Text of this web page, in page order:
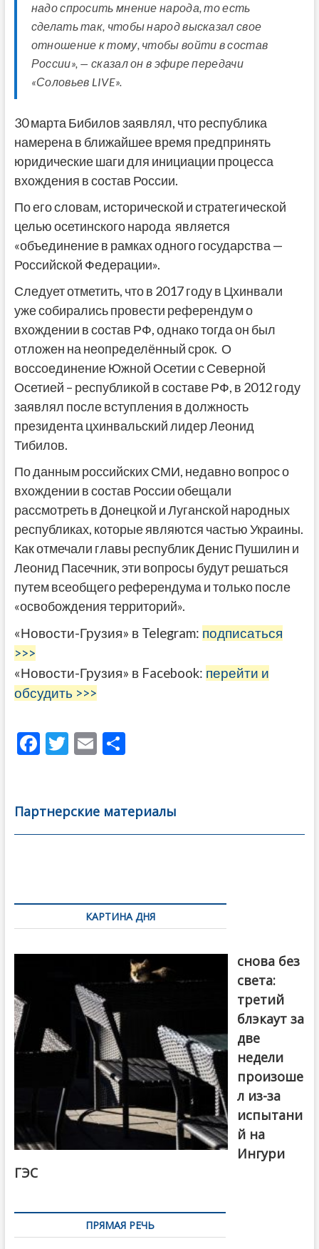
надо спросить мнение народа, то есть
сделать так, чтобы народ высказал свое
отношение к тому, чтобы войти в состав
России», — сказал он в эфире передачи
«Соловьев LIVE».
30 марта Бибилов заявлял, что республика
намерена в ближайшее время предпринять
юридические шаги для инициации процесса
вхождения в состав России.
По его словам, исторической и стратегической
целью осетинского народа является
«объединение в рамках одного государства —
Российской Федерации».
Следует отметить, что в 2017 году в Цхинвали
уже собирались провести референдум о
вхождении в состав РФ, однако тогда он был
отложен на неопределённый срок. О
воссоединение Южной Осетии с Северной
Осетией – республикой в составе РФ, в 2012 году
заявлял после вступления в должность
президента цхинвальский лидер Леонид
Тибилов.
По данным российских СМИ, недавно вопрос о
вхождении в состав России обещали
рассмотреть в Донецкой и Луганской народных
республиках, которые являются частью Украины.
Как отмечали главы республик Денис Пушилин и
Леонид Пасечник, эти вопросы будут решаться
путем всеобщего референдума и только после
«освобождения территорий».
«Новости-Грузия» в Telegram: подписаться
>>>
«Новости-Грузия» в Facebook: перейти и
обсудить >>>
F
b
o
T
er
E
l
О
а
в
Партнерские материалы
по
записямКАРТИНА ДНЯ
снова без
света:
третий
блэкаут за
две
недели
произоше
л из-за
испытани
й на
Ингури
ГЭС
ПРЯМАЯ РЕЧЬ